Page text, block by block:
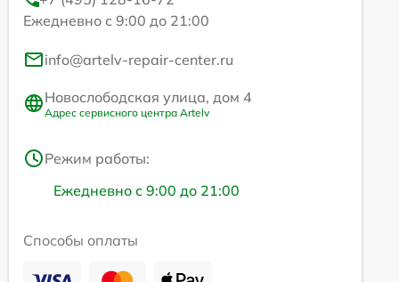
Ежедневно с 9:00 до 21:00
info@artelv-repair-center.ru
Новослободская улица, дом 4
Адрес сервисного центра Artelv
Режим работы:
Ежедневно с 9:00 до 21:00
Способы оплаты